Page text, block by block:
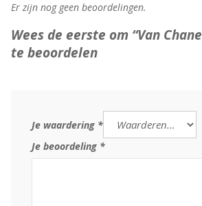
Er zijn nog geen beoordelingen.
Wees de eerste om “Van
te beoordelen
Je waardering *
Je beoordeling *